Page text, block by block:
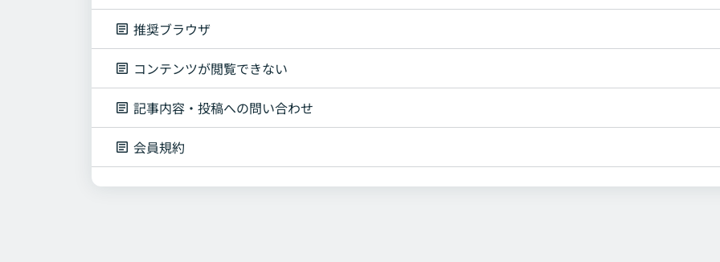
推奨ブラウザ
コンテンツが閲覧できない
記事内容・投稿への問い合わせ
会員規約